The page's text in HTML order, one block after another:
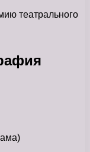
театрального